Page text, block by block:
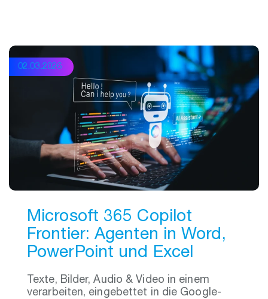
02.03.2026
Microsoft 365 Copilot
Frontier: Agenten in Word,
PowerPoint und Excel
Texte, Bilder, Audio & Video in einem
verarbeiten, eingebettet in die Google-